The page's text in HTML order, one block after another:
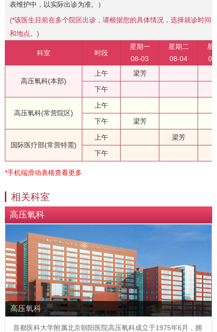
表维护中，以实际出诊为准。）
(*该医生目前在多个院区出诊，请根据您的具体情况，选择就诊时间
和地点。)
科室 时段
星期一
08-03
星期二
08-04
星
高压氧科(本部)
上午 梁芳
下午
高压氧科(常营院区)
上午
下午 梁芳
国际医疗部(常营特需)
上午 梁芳
下午
*手机端滑动表格查看更多
相关科室
高压氧科
高压氧科
首都医科大学附属北京朝阳医院高压氧科成立于1975年6月，拥